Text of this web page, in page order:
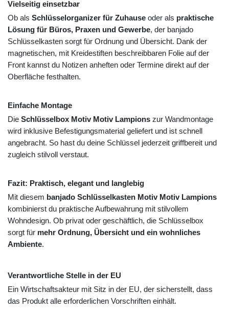
Vielseitig einsetzbar
Ob als Schlüsselorganizer für Zuhause oder als praktische
Lösung für Büros, Praxen und Gewerbe, der banjado
Schlüsselkasten sorgt für Ordnung und Übersicht. Dank der
magnetischen, mit Kreidestiften beschreibbaren Folie auf der
Front kannst du Notizen anheften oder Termine direkt auf der
Oberfläche festhalten.
Einfache Montage
Die Schlüsselbox Motiv Motiv Lampions zur Wandmontage
wird inklusive Befestigungsmaterial geliefert und ist schnell
angebracht. So hast du deine Schlüssel jederzeit griffbereit und
zugleich stilvoll verstaut.
Fazit: Praktisch, elegant und langlebig
Mit diesem banjado Schlüsselkasten Motiv Motiv Lampions
kombinierst du praktische Aufbewahrung mit stilvollem
Wohndesign. Ob privat oder geschäftlich, die Schlüsselbox
sorgt für mehr Ordnung, Übersicht und ein wohnliches
Ambiente.
Verantwortliche Stelle in der EU
Ein Wirtschaftsakteur mit Sitz in der EU, der sicherstellt, dass
das Produkt alle erforderlichen Vorschriften einhält.